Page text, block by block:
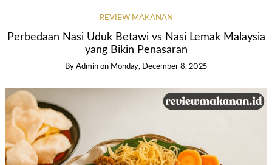
REVIEW MAKANAN
Perbedaan Nasi Uduk Betawi vs Nasi Lemak Malaysia
yang Bikin Penasaran
By Admin on Monday, December 8, 2025